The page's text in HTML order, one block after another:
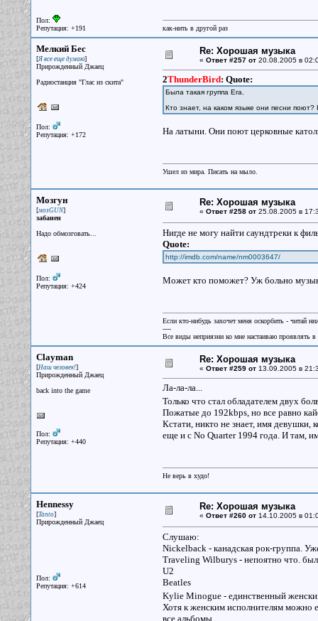
Пол:
Репутация: +191
как-нить в другой раз
Мелкий Бес
[Я все еще думаю]
Прирожденный Джаец
Радиостанция "Глас из скита"
Пол:
Репутация: +172
Re: Хорошая музыка
« Ответ #257 от20.08.2005 в
2ThunderBird: Quote:
Была такая группа Era.
Кто знает, на каком языке они песни поют?
На латыни. Они поют церковные
Ушел из мира. Писать на мыло.
Мозгун
[мозGUN]
забанен
Надо обмозговать...
Пол:
Репутация: +424
Re: Хорошая музыка
« Ответ #258 от25.08.2005 в
Нигде не могу найти саундтреки к
Quote:
http://imdb.com/name/nm0003647/
Может кто поможет? Уж больно
Если кто-нибудь захочет меня оскорбить - читай
----
Все виды неприязни ко мне настаиваю проявлять
Clayman
[Наш человек!]
Прирожденный Джаец
back into the game
Пол:
Репутация: +440
Re: Хорошая музыка
« Ответ #259 от13.09.2005 в
Ла-ла-ла...
Только что стал обладателем двух
Пожатые до 192kbps, но все равно
Кстати, никто не знает, имя девушки,
еще и с No Quarter 1994 года. И там,
Не верь в худо!
Hennessy
[Tanto]
Прирожденный Джаец
Пол:
Репутация: +614
Re: Хорошая музыка
« Ответ #260 от14.10.2005 в
Слушаю:
Nickelback - канадская рок-группа.
Traveling Wilburys - непоятно что.
U2
Beatles
Kylie Minogue - единственный
Хотя к женским исполнителям можно
все альбомы.